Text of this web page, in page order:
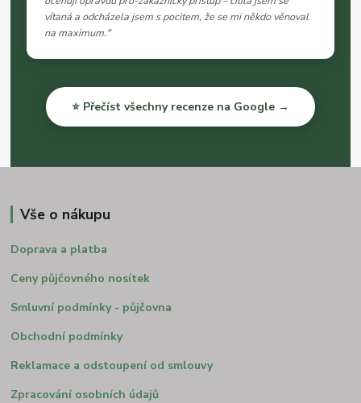
vítaná a odcházela jsem s pocitem, že se mi někdo věnoval
na maximum."
⭐ Přečíst všechny recenze na Google →
Vše o nákupu
Doprava a platba
Ceny půjčovného nosítek
Smluvní podmínky - půjčovna
Obchodní podmínky
Reklamace a odstoupení od smlouvy
Zpracování osobních údajů